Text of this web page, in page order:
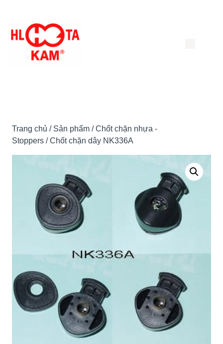
đến
Trang chủ / Sản phẩm /Chốt chặn nhựa -
Stoppers / Chốt chặn dây NK336A